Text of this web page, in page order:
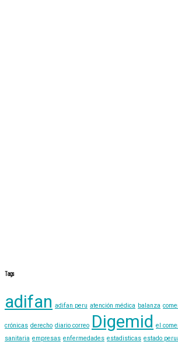
Tags
adifan adifan peru atención médica balanza
crónicas derecho diario correo Digemid el
sanitaria empresas enfermedades estadisticas estado